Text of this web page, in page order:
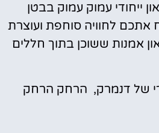
ייחודי עמוק עמוק בבטן
אתכם לחוויה סוחפת ועוצרת
אמנות ששוכן בתוך חללים
של דנמרק, הרחק הרחק